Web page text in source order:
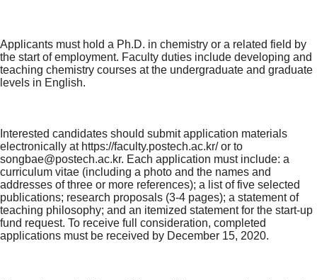
Applicants must hold a Ph.D. in chemistry or a related field by
the start of employment. Faculty duties include developing and
teaching chemistry courses at the undergraduate and graduate
levels in English.
Interested candidates should submit application materials
electronically at https://faculty.postech.ac.kr/or to
songbae@postech.ac.kr. Each application must include: a
curriculum vitae (including a photo and the names and
addresses of three or more references); a list of five selected
publications; research proposals (3-4 pages); a statement of
teaching philosophy; and an itemized statement for the start-up
fund request. To receive full consideration, completed
applications must be received by December 15, 2020.